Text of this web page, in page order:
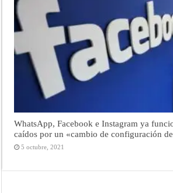
WhatsApp, Facebook e Instagram ya
caídos por un «cambio de configuración
5 octubre, 2021